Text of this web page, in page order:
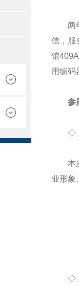
两年
信，服
馆
用编码
参
◇ 产
本次
业形象
◇ 展